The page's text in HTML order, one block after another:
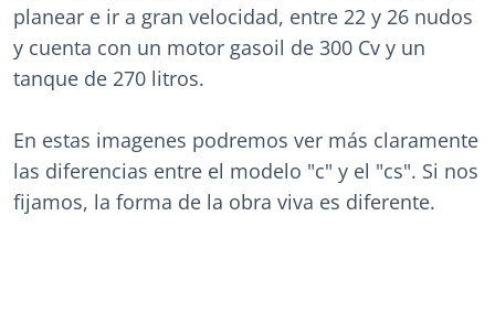
planear e ir a gran velocidad, entre 22 y 26 nudos
y cuenta con un motor gasoil de 300 Cv y un
tanque de 270 litros.
En estas imagenes podremos ver más claramente
las diferencias entre el modelo "c" y el "cs". Si nos
fijamos, la forma de la obra viva es diferente.